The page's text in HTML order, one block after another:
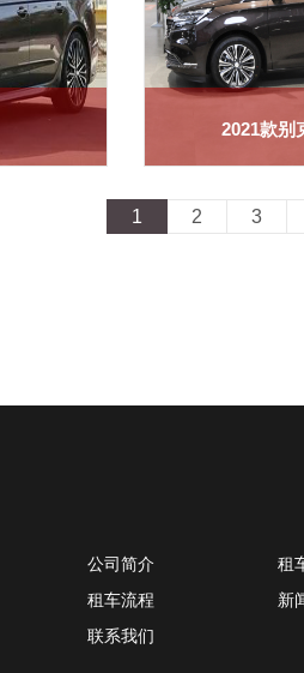
2021款别
1 2 3
公司简介
租
租车流程
新
联系我们